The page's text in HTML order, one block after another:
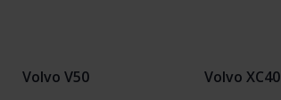
Volvo V50
Volvo XC40